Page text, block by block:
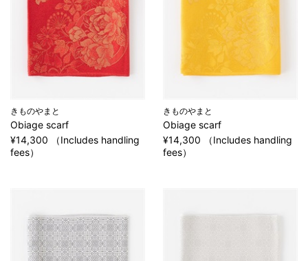
きものやまと
Obiage scarf
¥14,300 （Includes handling
fees）
きものやまと
Obiage scarf
¥14,300 （Includes handling
fees）